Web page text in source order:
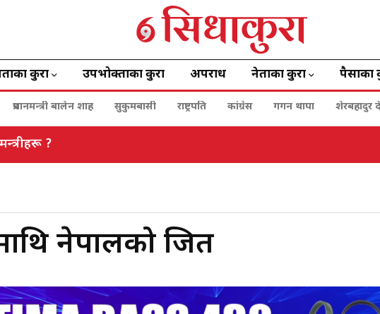
कुरा उपभोक्ताका कुरा अपराध नेताका कुरा पैसाका
प्रधानमन्त्री बालेन शाह सुकुमबासी राष्ट्रपति कांग्रेस गगन थापा शेरबहादुर
?
नेपालको जित